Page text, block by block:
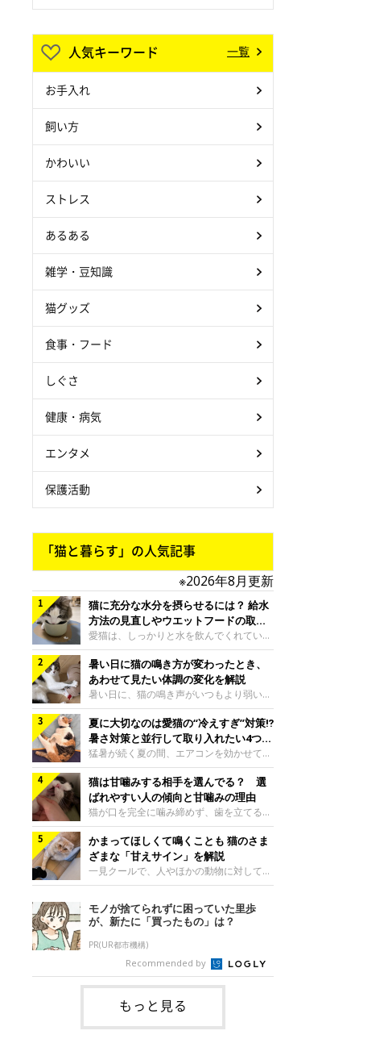
人気キーワード 一覧
お手入れ
飼い方
かわいい
ストレス
あるある
雑学・豆知識
猫グッズ
食事・フード
しぐさ
健康・病気
エンタメ
保護活動
「猫と暮らす」の人気記事
※2026年8月更新
猫に充分な水分を摂らせるには？ 給水
方法の見直しやウエットフードの取り
入れ方を解説
愛猫は、しっかりと水を飲んでくれていま
すか？ 夏場はエアコンで室内が涼しいこ
ともあり、猫があまり水を飲まないこと
も。積極的に水分を摂らせるためには、給
水方法を見直したり、フードから水分を摂
らせたりする方法があります。今回は獣医
師の重本仁先生に、猫に水分を摂らせるた
めにできるためできる工夫を教えていただ
きました。ボウルの高さを愛猫の好みにね
このきもち投稿写真ギャラリー水飲みボウ
ルの高さは、猫が飲むときに頭が胃より下
にならないように設定すると飲みやすいで
しょう。首を深く折り曲げずに済むため、
関節や食道への負
暑い日に猫の鳴き方が変わったとき、
あわせて見たい体調の変化を解説
暑い日に、猫の鳴き声がいつもより弱い、
かすれる、しつこく鳴くなど、ふだんと違
って聞こえることがあります。 そんなと
き、あわせてどのような様子を確認したら
よいのでしょうか。暑い日に猫の鳴き方が
変わるときの見方や注意したい体調の変化
などについて、ねこのきもち獣医師相談室
の山口みき先生に伺いました。 鳴き方の
変化だけで判断せず、全身の様子も確認し
てねこのきもち投稿写真ギャラリー猫の鳴
き方が変わったとき、暑さと関係している
ように見えることがあります。 ただ、鳴
き声だけで原因を決めるのは難しく、体調
や環境の変化を
夏に大切なのは愛猫の“冷えすぎ”対策⁉
暑さ対策と並行して取り入れたい4つの
工夫
猛暑が続く夏の間、エアコンを効かせて室
内を冷やしますよね。しかし、人にとって
は快適な温度でも、猫にとっては温度が低
すぎることも。暑さ対策と並行して、冷え
すぎ対策もしっかりと行うことが大切で
す。今回は獣医師の重本仁先生に、猫の冷
えすぎを防ぐ4つの対策を教えていただき
ました。（1） 冷房の効いていない部屋に
行き来できるようにするねこのきもち投稿
写真ギャラリー猫が寒いと感じたときに、
ましょう。冷房の効いていない部屋や廊下
へも自由に行き来できるように、ドアは猫
が通れる程度に
猫は甘噛みする相手を選んでる？ 選
ばれやすい人の傾向と甘噛みの理由
猫が口を完全に噛み締めず、歯を立てる程
度に噛む“甘噛み”。遊びやスキンシップの
ときに繰り出すことがありますが、同じ家
族でも噛まれる頻度に違いがあると感じる
ことも。ねこのきもちWEB MAGAZINEで
は、飼い主さんたちにアンケートを実施
し、愛猫が甘噛みする相手を選んでいると
感じる状況を教えてもらいました。また、
ねこのきもち獣医師相談室の原駿太朗先生
には、実際に猫は甘噛みする相手を選んで
いるのか、その真相をお聞きします。約6
割の飼い主さんが「甘噛みする相手を選ん
でいる」と感じていた※2026年5月実施
かまってほしくて鳴くことも 猫のさま
ざまな「甘えサイン」を解説
一見クールで、人やほかの動物に対してあ
まり求めないように見える猫。しかし、実
は甘えん坊な性格の猫も少なくありませ
ん。今回は猫たちが出している“甘えサイ
ン”について、帝京科学大学生命環境学部
アニマルサイエンス学科准教授の加隈良枝
先生に教えていただきました。鳴くのは、
かまってほしいサインねこのきもち投稿写
真ギャラリーもともと、子猫が親猫に対し
てお世話を求めるときに鳴き声を使いま
す。子猫なので「ニャー」よりもややか細
い「ミャア」といった鳴き声になります
モノが捨てられずに困っていた里歩
が、新たに「買ったもの」は？
PR(UR都市機構)
Recommended by
もっと見る